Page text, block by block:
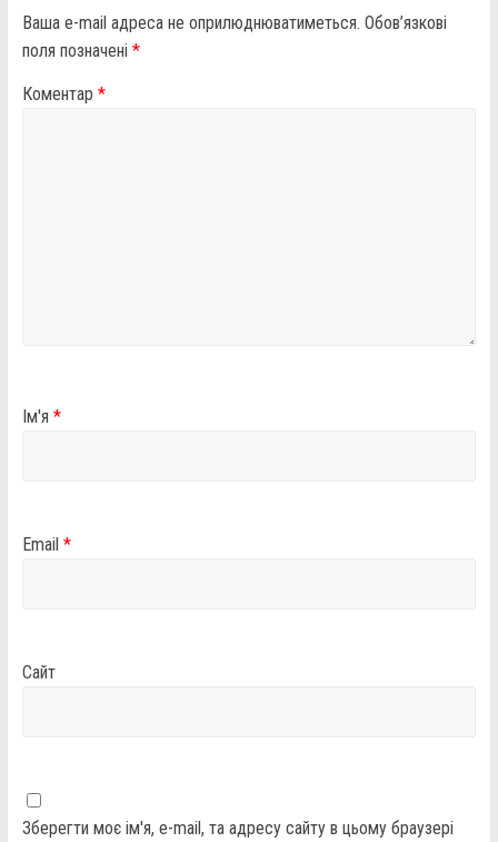
Ваша e-mail адреса не оприлюднюватиметься. Обов’язкові
поля позначені *
Коментар *
Ім'я *
Email *
Сайт
Зберегти моє ім'я, e-mail, та адресу сайту в цьому браузері